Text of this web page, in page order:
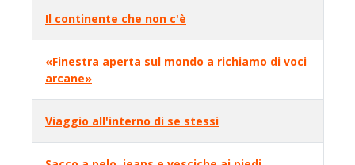
Il continente che non c'è
«Finestra aperta sul mondo a richiamo di voci
arcane»
Viaggio all'interno di se stessi